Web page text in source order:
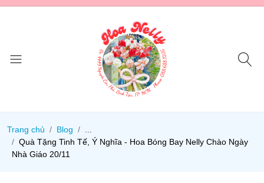
Trang chủ Blog
...
Quà Tặng Tinh Tế, Ý Nghĩa - Hoa Bóng Bay Nelly Chào Ngày
Nhà Giáo 20/11